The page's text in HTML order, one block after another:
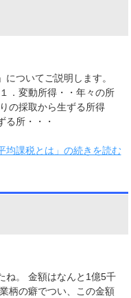
ついてご説明します。
．変動所得・・年々の所
採取から生ずる所得
所・・・
均課税とは」の続きを読む
ね。 金額はなんと1億5千
柄の癖でつい、この金額